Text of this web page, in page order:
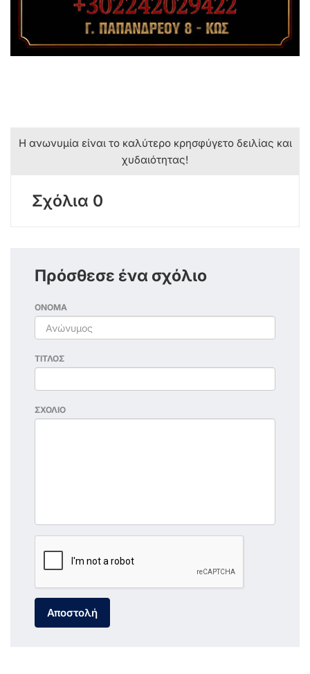
Η ανωνυμία είναι το καλύτερο κρησφύγετο δειλίας και
χυδαιότητας!
Σχόλια 0
Πρόσθεσε ένα σχόλιο
ΟΝΟΜΑ
ΤΙΤΛΟΣ
ΣΧΟΛΙΟ
Αποστολή